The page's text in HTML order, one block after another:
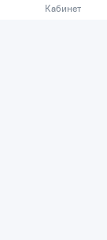
Кабинет